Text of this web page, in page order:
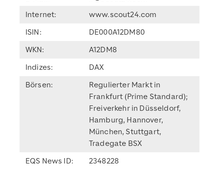
Internet:
www.scout24.com
ISIN:
DE000A12DM80
WKN:
A12DM8
Indizes:
DAX
Börsen:
Regulierter Markt in
Frankfurt (Prime Standard);
Freiverkehr in Düsseldorf,
Hamburg, Hannover,
München, Stuttgart,
Tradegate BSX
EQS News ID:
2348228